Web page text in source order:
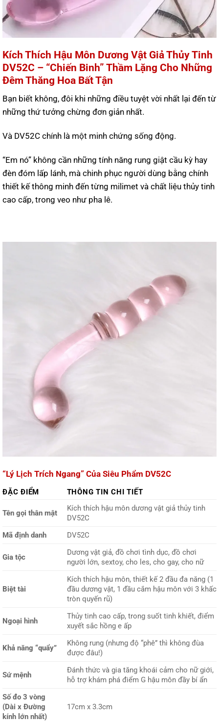
Kích Thích Hậu Môn Dương Vật Giả Thủy Tinh
DV52C – “Chiến Binh” Thầm Lặng Cho Những
Đêm Thăng Hoa Bất Tận
Bạn biết không, đôi khi những điều tuyệt vời nhất lại đến từ
những thứ tưởng chừng đơn giản nhất.
Và DV52C chính là một minh chứng sống động.
“Em nó” không cần những tính năng rung giật cầu kỳ hay
đèn đóm lấp lánh, mà chinh phục người dùng bằng chính
thiết kế thông minh đến từng milimet và chất liệu thủy tinh
cao cấp, trong veo như pha lê.
“Lý Lịch Trích Ngang” Của Siêu Phẩm DV52C
ĐẶC ĐIỂM THÔNG TIN CHI TIẾT
Tên gọi thân mật
Kích thích hậu môn dương vật giả thủy tinh
DV52C
Mã định danh
DV52C
Gia tộc
Dương vật giả, đồ chơi tình dục, đồ chơi
người lớn, sextoy, cho les, cho gay, cho nữ
Biệt tài
Kích thích hậu môn, thiết kế 2 đầu đa năng (1
đầu dương vật, 1 đầu cắm hậu môn với 3 khấc
tròn quyến rũ)
Ngoại hình
Thủy tinh cao cấp, trong suốt tinh khiết, điểm
xuyết sắc hồng e ấp
Khả năng “quẩy”
Không rung (nhưng độ “phê” thì không đùa
được đâu!)
Sứ mệnh
Đánh thức và gia tăng khoái cảm cho nữ giới,
hỗ trợ khám phá điểm G hậu môn đầy bí ẩn
Số đo 3 vòng
(Dài x Đường
kính lớn nhất)
17cm x 3.3cm